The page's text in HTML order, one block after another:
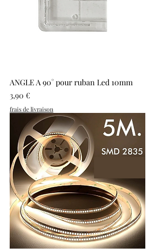
ANGLE A 90° pour ruban Led 10mm
Prix
3,90 €
frais de livraison